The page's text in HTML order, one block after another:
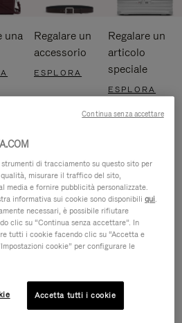
una
Regalare un
accessorio
ESPLORA
Regalare un
articolo
speciale
ESPLORA
di tracciamento su questo sito per
misurare il traffico del sito,
media e fornire pubblicità personalizzate.
informativa sui cookie sono disponibiliqui.
necessari, è possibile rifiutare
clic su “Continua senza accettare”. In
tutti i cookie facendo clic su “Accetta e
cookie” per configurare le
Accetta tutti i cookie
Continua senza accettare